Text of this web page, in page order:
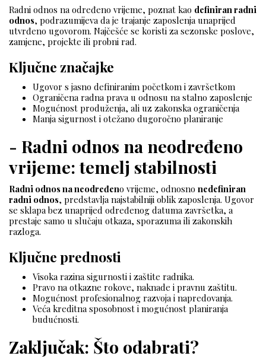
Radni odnos na određeno vrijeme, poznat kao definiran radni
odnos, podrazumijeva da je trajanje zaposlenja unaprijed
utvrđeno ugovorom. Najčešće se koristi za sezonske poslove,
zamjene, projekte ili probni rad.
Ključne značajke
Ugovor s jasno definiranim početkom i završetkom
Ograničena radna prava u odnosu na stalno zaposlenje
Mogućnost produženja, ali uz zakonska ograničenja
Manja sigurnost i otežano dugoročno planiranje
- Radni odnos na neodređeno
vrijeme: temelj stabilnosti
Radni odnos na neodređeno vrijeme, odnosno nedefiniran
radni odnos, predstavlja najstabilniji oblik zaposlenja. Ugovor
se sklapa bez unaprijed određenog datuma završetka, a
prestaje samo u slučaju otkaza, sporazuma ili zakonskih
razloga.
Ključne prednosti
Visoka razina sigurnosti i zaštite radnika.
Pravo na otkazne rokove, naknade i pravnu zaštitu.
Mogućnost profesionalnog razvoja i napredovanja.
Veća kreditna sposobnost i mogućnost planiranja
budućnosti.
Zaključak: Što odabrati?